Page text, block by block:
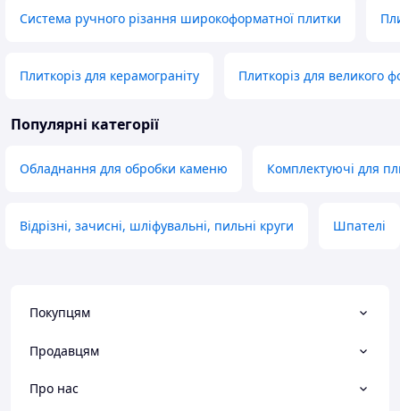
Система ручного різання широкоформатної плитки
Плиткоріз для керамограніту Плиткоріз для великого
Популярні категорії
Обладнання для обробки каменю Комплектуючі для
Відрізні, зачисні, шліфувальні, пильні круги Шпателі
Покупцям
Продавцям
Про нас